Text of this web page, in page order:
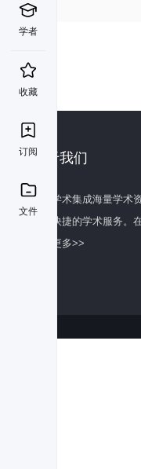
学者
收藏
订阅
文件
B
关于我们
百度学术集成海量学术
全面快捷的学术服务
了解更多>>